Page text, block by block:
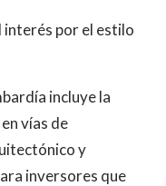
por el estilo
incluye la
vías de
y
inversores que